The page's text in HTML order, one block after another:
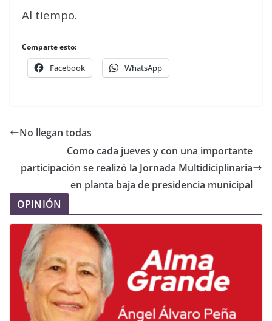
Al tiempo.
Comparte esto:
Facebook WhatsApp
No llegan todas
Como cada jueves y con una importante
participación se realizó la Jornada Multidiciplinaria
en planta baja de presidencia municipal
OPINIÓN